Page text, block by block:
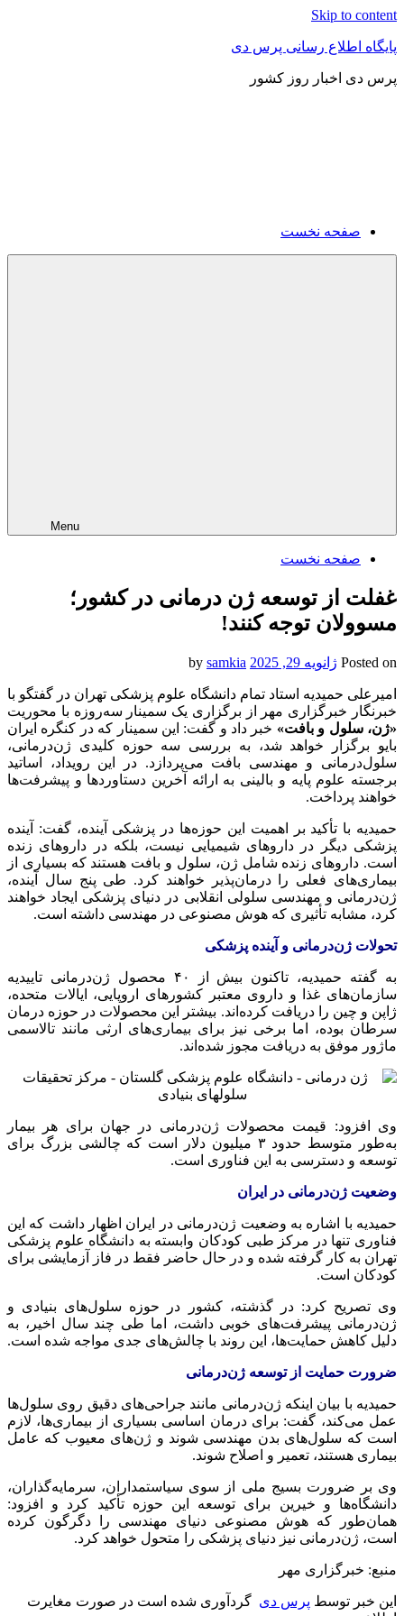
Skip to content
پایگاه اطلاع رسانی پرس دی
پرس دی اخبار روز کشور
صفحه نخست
Menu
صفحه نخست
غفلت از توسعه ژن درمانی در کشور؛
مسوولان توجه کنند!
Posted on ژانویه 29, 2025 samkia
امیرعلی حمیدیه استاد تمام دانشگاه علوم پزشکی تهران در گفتگو با
خبرنگار خبرگزاری مهر از برگزاری یک سمینار سه‌روزه با محوریت
«ژن، سلول و بافت» خبر داد و گفت: این سمینار که در کنگره ایران
بایو برگزار خواهد شد، به بررسی سه حوزه کلیدی ژن‌درمانی،
سلول‌درمانی و مهندسی بافت می‌پردازد. در این رویداد، اساتید
برجسته علوم پایه و بالینی به ارائه آخرین دستاوردها و پیشرفت‌ها
خواهند پرداخت.
حمیدیه با تأکید بر اهمیت این حوزه‌ها در پزشکی آینده، گفت: آینده
پزشکی دیگر در داروهای شیمیایی نیست، بلکه در داروهای زنده
است. داروهای زنده شامل ژن، سلول و بافت هستند که بسیاری از
بیماری‌های فعلی را درمان‌پذیر خواهند کرد. طی پنج سال آینده،
ژن‌درمانی و مهندسی سلولی انقلابی در دنیای پزشکی ایجاد خواهند
کرد، مشابه تأثیری که هوش مصنوعی در مهندسی داشته است.
تحولات ژن‌درمانی و آینده پزشکی
به گفته حمیدیه، تاکنون بیش از ۴۰ محصول ژن‌درمانی تاییدیه
سازمان‌های غذا و داروی معتبر کشورهای اروپایی، ایالات متحده،
ژاپن و چین را دریافت کرده‌اند. بیشتر این محصولات در حوزه درمان
سرطان بوده، اما برخی نیز برای بیماری‌های ارثی مانند تالاسمی
ماژور موفق به دریافت مجوز شده‌اند.
وی افزود: قیمت محصولات ژن‌درمانی در جهان برای هر بیمار
به‌طور متوسط حدود ۳ میلیون دلار است که چالشی بزرگ برای
توسعه و دسترسی به این فناوری است.
وضعیت ژن‌درمانی در ایران
حمیدیه با اشاره به وضعیت ژن‌درمانی در ایران اظهار داشت که این
فناوری تنها در مرکز طبی کودکان وابسته به دانشگاه علوم پزشکی
تهران به کار گرفته شده و در حال حاضر فقط در فاز آزمایشی برای
کودکان است.
وی تصریح کرد: در گذشته، کشور در حوزه سلول‌های بنیادی و
ژن‌درمانی پیشرفت‌های خوبی داشت، اما طی چند سال اخیر، به
دلیل کاهش حمایت‌ها، این روند با چالش‌های جدی مواجه شده است.
ضرورت حمایت از توسعه ژن‌درمانی
حمیدیه با بیان اینکه ژن‌درمانی مانند جراحی‌های دقیق روی سلول‌ها
عمل می‌کند، گفت: برای درمان اساسی بسیاری از بیماری‌ها، لازم
است که سلول‌های بدن مهندسی شوند و ژن‌های معیوب که عامل
بیماری هستند، تعمیر و اصلاح شوند.
وی بر ضرورت بسیج ملی از سوی سیاستمداران، سرمایه‌گذاران،
دانشگاه‌ها و خیرین برای توسعه این حوزه تأکید کرد و افزود:
همان‌طور که هوش مصنوعی دنیای مهندسی را دگرگون کرده
است، ژن‌درمانی نیز دنیای پزشکی را متحول خواهد کرد.
منبع: خبرگزاری مهر
این خبر توسط پرس دی گردآوری شده است در صورت مغایرت